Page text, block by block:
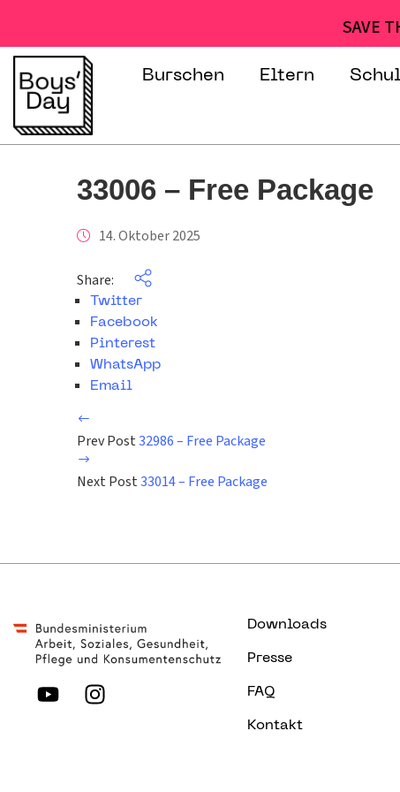
SAVE
Burschen Eltern
33006 – Free Package
14. Oktober 2025
Share:
Twitter
Facebook
Pinterest
WhatsApp
Email
Prev Post32986 – Free Package
Next Post33014 – Free Package
Downloads
Presse
FAQ
Kontakt